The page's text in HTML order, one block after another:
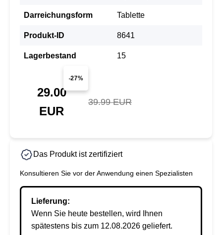
Darreichungsform Tablette
Produkt-ID 8641
Lagerbestand 15
-27%
29.00
EUR
39.99 EUR
Das Produkt ist zertifiziert
Konsultieren Sie vor der Anwendung einen Spezialisten
Lieferung:
Wenn Sie heute bestellen, wird Ihnen
spätestens bis zum 12.08.2026 geliefert.